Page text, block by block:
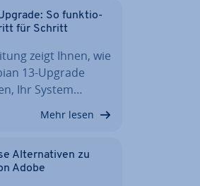
So funk­tio­
für Schritt
zeigt Ihnen, wie
13-Upgrade
Ihr System…
Mehr lesen
Al­ter­na­ti­ven zu
Adobe